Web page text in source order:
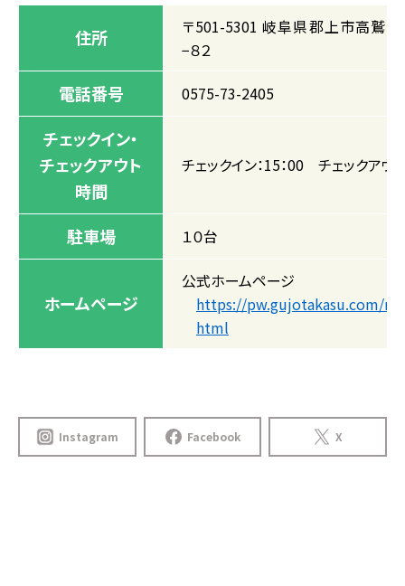
住所
〒501-5301 岐阜県郡上市高鷲町
−８２
電話番号 0575-73-2405
チェックイン・
チェックアウト
時間
チェックイン：15：00 チェックアウト
駐車場 １０台
ホームページ
公式ホームページ
https://pw.gujotakasu.com/
html
Instagram Facebook X